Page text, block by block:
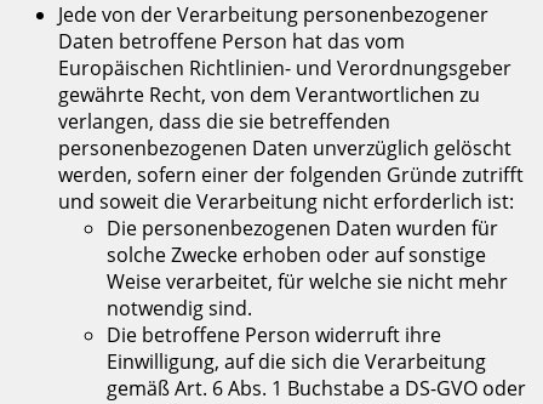
Jede von der Verarbeitung personenbezogener
Daten betroffene Person hat das vom
Europäischen Richtlinien- und Verordnungsgeber
gewährte Recht, von dem Verantwortlichen zu
verlangen, dass die sie betreffenden
personenbezogenen Daten unverzüglich gelöscht
werden, sofern einer der folgenden Gründe zutrifft
und soweit die Verarbeitung nicht erforderlich ist:
Die personenbezogenen Daten wurden für
solche Zwecke erhoben oder auf sonstige
Weise verarbeitet, für welche sie nicht mehr
notwendig sind.
Die betroffene Person widerruft ihre
Einwilligung, auf die sich die Verarbeitung
gemäß Art. 6 Abs. 1 Buchstabe a DS-GVO oder